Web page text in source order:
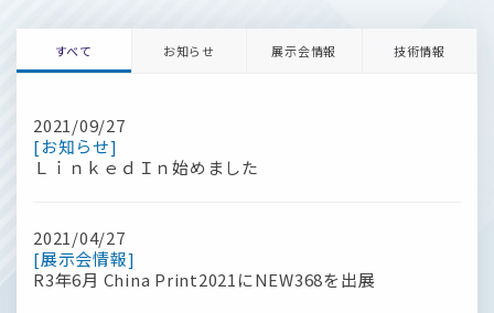
すべて お知らせ 展⽰会情報 技術情報
2021/09/27
[お知らせ]
ＬｉｎｋｅｄＩｎ始めました
2021/04/27
[展示会情報]
R3年6月 China Print2021にNEW368を出展